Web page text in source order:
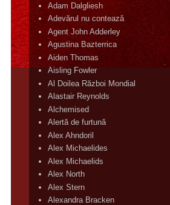
Adam Dalgliesh
Adevărul nu contează
Agent John Adderley
Agustina Bazterrica
Aiden Thomas
Aisling Fowler
Al Doilea Război Mondial
Alastair Reynolds
Alchemised
Alertă de furtună
Alex Ahndoril
Alex Michaelides
Alex Michaelids
Alex North
Alex Stern
Alexandra Bracken